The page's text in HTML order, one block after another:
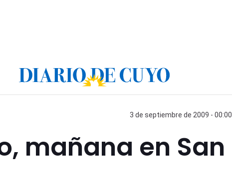
3 de septiembre de 2009 - 00:00
mañana en San